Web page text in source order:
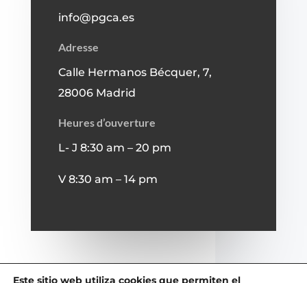
info@pgca.es
Adresse
Calle Hermanos Bécquer, 7,
28006 Madrid
Heures d’ouverture
L- J 8:30 am – 20 pm
V 8:30 am – 14 pm
Este sitio web utiliza cookies que permiten el